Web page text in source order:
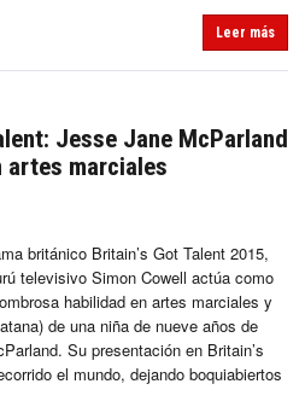
Leer más
Jesse Jane McParland
artes marciales
británico Britain’s Got Talent 2015,
televisivo Simon Cowell actúa como
habilidad en artes marciales y
de una niña de nueve años de
Su presentación en Britain’s
el mundo, dejando boquiabiertos